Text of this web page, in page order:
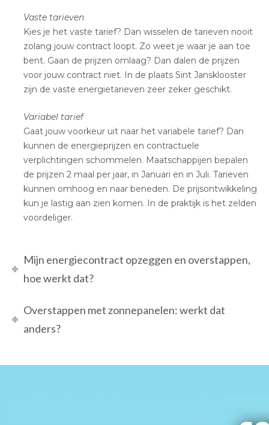
Vaste tarieven
Kies je het vaste tarief? Dan wisselen de tarieven nooit
zolang jouw contract loopt. Zo weet je waar je aan toe
bent. Gaan de prijzen omlaag? Dan dalen de prijzen
voor jouw contract niet. In de plaats Sint Jansklooster
zijn de vaste energietarieven zeer zeker geschikt.
Variabel tarief
Gaat jouw voorkeur uit naar het variabele tarief? Dan
kunnen de energieprijzen en contractuele
verplichtingen schommelen. Maatschappijen bepalen
de prijzen 2 maal per jaar, in Januari en in Juli. Tarieven
kunnen omhoog en naar beneden. De prijsontwikkeling
kun je lastig aan zien komen. In de praktijk is het zelden
voordeliger.
Mijn energiecontract opzeggen en overstappen,
hoe werkt dat?
Overstappen met zonnepanelen: werkt dat
anders?